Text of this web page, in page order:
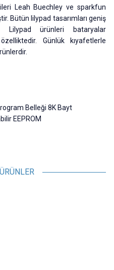
Leah Buechley ve sparkfun
Bütün lilypad tasarımları geniş
Lilypad ürünleri bataryalar
Günlük kıyafetlerle
Belleği 8K Bayt
EEPROM
ÜRÜNLER